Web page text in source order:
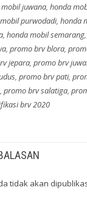
juwana, honda
purwodadi, honda
, honda mobil semarang,
, promo brv blora,
jepara, promo brv
, promo brv pati,
, promo brv salatiga,
brv 2020
tidak akan